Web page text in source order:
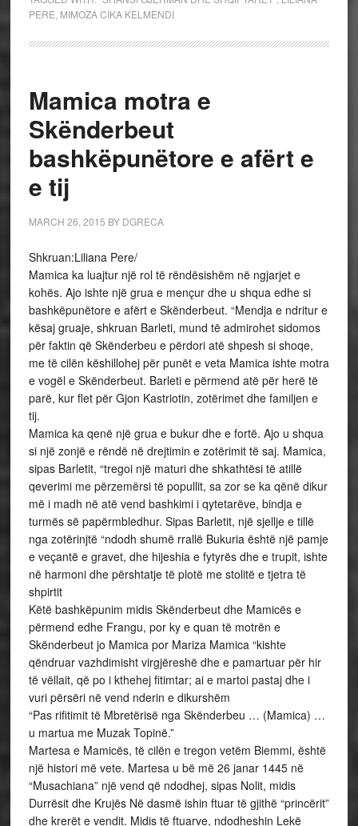
PERE MIMOZA CIKA KELMENDI
Mamica motra e
Skënderbeut
bashkëpunëtore e afërt e
e tij
MARCH 26, 2015 BY DGRECA
Shkruan:Liliana Pere/
Mamica ka luajtur një rol të rëndësishëm në ngjarjet e
kohës. Ajo ishte një grua e mençur dhe u shqua edhe si
bashkëpunëtore e afërt e Skënderbeut. “Mendja e ndritur e
kësaj gruaje, shkruan Barleti, mund të admirohet sidomos
për faktin që Skënderbeu e përdori atë shpesh si shoqe,
me të cilën këshillohej për punët e veta Mamica ishte motra
e vogël e Skënderbeut. Barleti e përmend atë për herë të
parë, kur flet për Gjon Kastriotin, zotërimet dhe familjen e
tij.
Mamica ka qenë një grua e bukur dhe e fortë. Ajo u shqua
si një zonjë e rëndë në drejtimin e zotërimit të saj. Mamica,
sipas Barletit, “tregoi një maturi dhe shkathtësi të atillë
qeverimi me përzemërsi të popullit, sa zor se ka qënë dikur
më i madh në atë vend bashkimi i qytetarëve, bindja e
turmës së papërmbledhur. Sipas Barletit, një sjellje e tillë
nga zotërinjtë “ndodh shumë rrallë Bukuria është një pamje
e veçantë e gravet, dhe hijeshia e fytyrës dhe e trupit, ishte
në harmoni dhe përshtatje të plotë me stolitë e tjetra të
shpirtit
Këtë bashkëpunim midis Skënderbeut dhe Mamicës e
përmend edhe Frangu, por ky e quan të motrën e
Skënderbeut jo Mamica por Mariza Mamica “kishte
qëndruar vazhdimisht virgjëreshë dhe e pamartuar për hir
të vëllait, që po i kthehej fitimtar; ai e martoi pastaj dhe i
vuri përsëri në vend nderin e dikurshëm
“Pas rifitimit të Mbretërisë nga Skënderbeu … (Mamica) …
u martua me Muzak Topinë.”
Martesa e Mamicës, të cilën e tregon vetëm Biemmi, është
një histori më vete. Martesa u bë më 26 janar 1445 në
“Musachiana” një vend që ndodhej, sipas Nolit, midis
Durrësit dhe Krujës Në dasmë ishin ftuar të gjithë “princërit”
dhe krerët e vendit. Midis të ftuarve, ndodheshin Lekë